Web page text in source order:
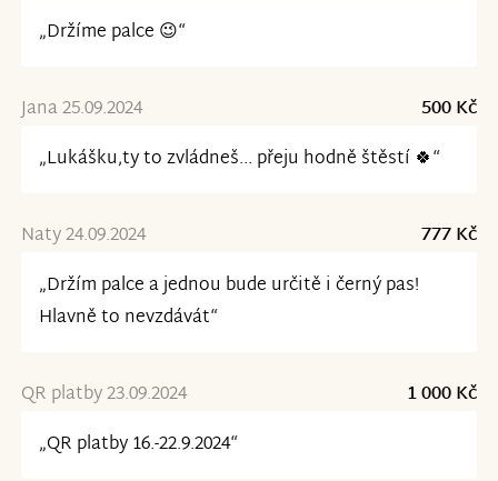
„Držíme palce 😉“
Jana 25.09.2024
500 Kč
„Lukášku,ty to zvládneš... přeju hodně štěstí 🍀“
Naty 24.09.2024
777 Kč
„Držím palce a jednou bude určitě i černý pas!
Hlavně to nevzdávát“
QR platby 23.09.2024
1 000 Kč
„QR platby 16.-22.9.2024“